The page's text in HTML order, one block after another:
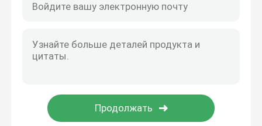
Кабельный соединитель FAKRA